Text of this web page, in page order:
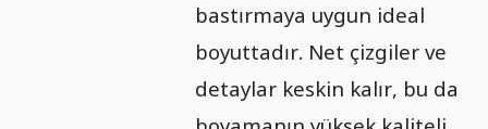
bastırmaya uygun ideal
boyuttadır. Net çizgiler ve
detaylar keskin kalır, bu da